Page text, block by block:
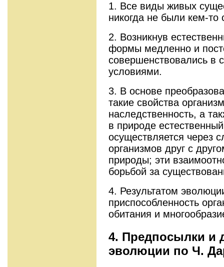
1. Все виды живых
никогда не были кем-то
2. Возникнув
формы медленно и
совершенствовались в
условиями.
3. В основе
такие свойства
наследственность, а
в природе
осуществляется через
организмов друг с
природы; эти
борьбой за
4. Результатом
приспособленность
обитания и
4. Предпосылки и
эволюции по Ч.